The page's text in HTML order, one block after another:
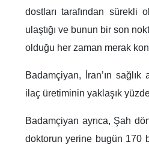
dostları tarafından sürekli
ulaştığı ve bunun bir son
olduğu her zaman merak
Badamçiyan, İran’ın
ilaç üretiminin yaklaşık
Badamçiyan ayrıca, Şah
doktorun yerine bugün 170